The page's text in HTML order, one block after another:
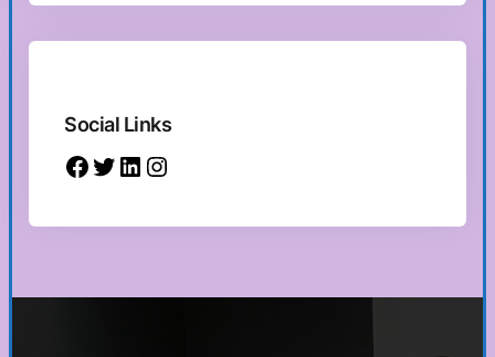
Social Links
Facebook Twitter LinkedIn Instagram